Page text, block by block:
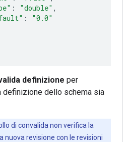
: "double" ,
:
"0.0"
definizione per
definizione dello schema sia
di convalida non verifica la
nuova revisione con le revisioni